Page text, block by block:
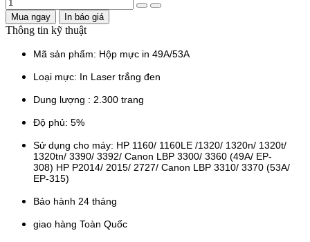
Mua ngay In báo giá
Thông tin kỹ thuật
Mã sản phẩm: Hộp mực in 49A/53A
Loại mực: In Laser trắng đen
Dung lượng : 2.300 trang
Độ phủ: 5%
Sử dụng cho máy: HP 1160/ 1160LE /1320/ 1320n/ 1320t/
1320tn/ 3390/ 3392/ Canon LBP 3300/ 3360 (49A/ EP-
308) HP P2014/ 2015/ 2727/ Canon LBP 3310/ 3370 (53A/
EP-315)
Bảo hành 24 tháng
giao hàng Toàn Quốc